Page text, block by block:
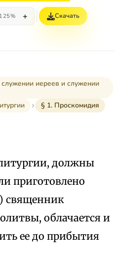
125% + Скачать
иереев и служении
§ 1. Проскомидия
должны
приготовлено
священник
облачается и
ее до прибытия